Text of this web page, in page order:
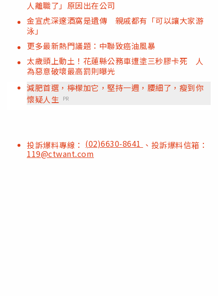
人離職了」原因出在公司
金宣虎深邃酒窩是遺傳 親戚都有「可以讓大家游
泳」
更多最新熱門議題：中聯致癌油風暴
太歲頭上動土！花蓮縣公務車遭塗三秒膠卡死 人
為惡意破壞最高罰則曝光
減肥首選，檸檬加它，堅持一週，腰細了，瘦到你
懷疑人生
PR
投訴爆料專線： (02)6630-8641 、投訴爆料信箱：
119@ctwant.com